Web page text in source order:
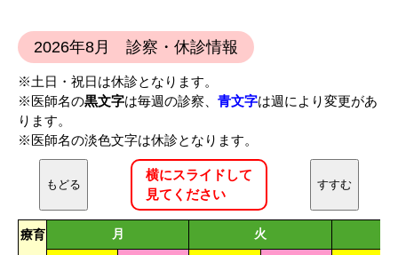
2026年8月 診察・休診情報
※土日・祝日は休診となります。
※医師名の黒文字は毎週の診察、 青文字は週により変更があ
ります。
※医師名の淡色文字は休診となります。
もどる
横にスライドして
見てください
すすむ
療育 月 火